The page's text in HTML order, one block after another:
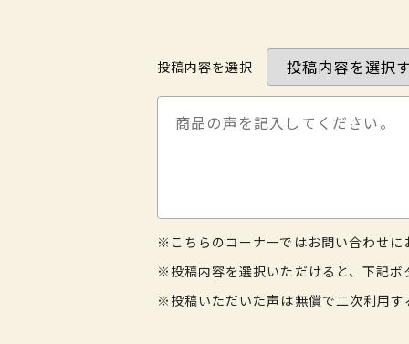
投稿内容を選択
※こちらのコーナーではお問い合わせに
※投稿内容を選択いただけると、下記ボ
※投稿いただいた声は無償で二次利用す